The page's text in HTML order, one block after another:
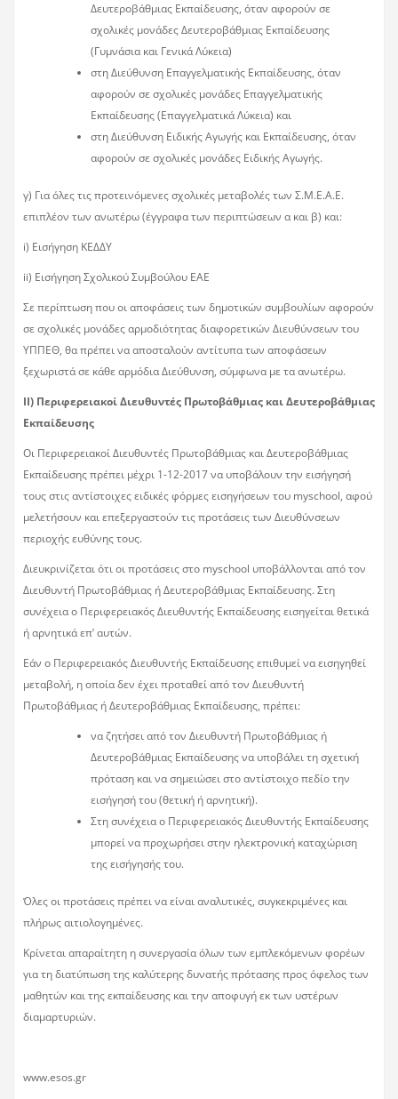
Δευτεροβάθμιας Εκπαίδευσης, όταν αφορούν σε
σχολικές μονάδες Δευτεροβάθμιας Εκπαίδευσης
(Γυμνάσια και Γενικά Λύκεια)
στη Διεύθυνση Επαγγελματικής Εκπαίδευσης, όταν
αφορούν σε σχολικές μονάδες Επαγγελματικής
Εκπαίδευσης (Επαγγελματικά Λύκεια) και
στη Διεύθυνση Ειδικής Αγωγής και Εκπαίδευσης, όταν
αφορούν σε σχολικές μονάδες Ειδικής Αγωγής.
γ) Για όλες τις προτεινόμενες σχολικές μεταβολές των Σ.Μ.Ε.Α.Ε.
επιπλέον των ανωτέρω (έγγραφα των περιπτώσεων α και β) και:
i) Εισήγηση ΚΕΔΔΥ
ii) Εισήγηση Σχολικού Συμβούλου ΕΑΕ
Σε περίπτωση που οι αποφάσεις των δημοτικών συμβουλίων αφορούν
σε σχολικές μονάδες αρμοδιότητας διαφορετικών Διευθύνσεων του
ΥΠΠΕΘ, θα πρέπει να αποσταλούν αντίτυπα των αποφάσεων
ξεχωριστά σε κάθε αρμόδια Διεύθυνση, σύμφωνα με τα ανωτέρω.
ΙΙ) Περιφερειακοί Διευθυντές Πρωτοβάθμιας και Δευτεροβάθμιας
Εκπαίδευσης
Οι Περιφερειακοί Διευθυντές Πρωτοβάθμιας και Δευτεροβάθμιας
Εκπαίδευσης πρέπει μέχρι 1-12-2017 να υποβάλουν την εισήγησή
τους στις αντίστοιχες ειδικές φόρμες εισηγήσεων του myschool, αφού
μελετήσουν και επεξεργαστούν τις προτάσεις των Διευθύνσεων
περιοχής ευθύνης τους.
Διευκρινίζεται ότι οι προτάσεις στο myschool υποβάλλονται από τον
Διευθυντή Πρωτοβάθμιας ή Δευτεροβάθμιας Εκπαίδευσης. Στη
συνέχεια ο Περιφερειακός Διευθυντής Εκπαίδευσης εισηγείται θετικά
ή αρνητικά επ’ αυτών.
Εάν ο Περιφερειακός Διευθυντής Εκπαίδευσης επιθυμεί να εισηγηθεί
μεταβολή, η οποία δεν έχει προταθεί από τον Διευθυντή
Πρωτοβάθμιας ή Δευτεροβάθμιας Εκπαίδευσης, πρέπει:
να ζητήσει από τον Διευθυντή Πρωτοβάθμιας ή
Δευτεροβάθμιας Εκπαίδευσης να υποβάλει τη σχετική
πρόταση και να σημειώσει στο αντίστοιχο πεδίο την
εισήγησή του (θετική ή αρνητική).
Στη συνέχεια ο Περιφερειακός Διευθυντής Εκπαίδευσης
μπορεί να προχωρήσει στην ηλεκτρονική καταχώριση
της εισήγησής του.
Όλες οι προτάσεις πρέπει να είναι αναλυτικές, συγκεκριμένες και
πλήρως αιτιολογημένες.
Κρίνεται απαραίτητη η συνεργασία όλων των εμπλεκόμενων φορέων
για τη διατύπωση της καλύτερης δυνατής πρότασης προς όφελος των
μαθητών και της εκπαίδευσης και την αποφυγή εκ των υστέρων
διαμαρτυριών.
www.esos.gr